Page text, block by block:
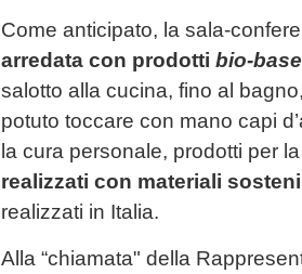
Come anticipato, la sala-
arredata con prodotti bio-
salotto alla cucina, fino al
potuto toccare con mano capi
la cura personale, prodotti per
realizzati con materiali
realizzati in Italia.
Alla “chiamata" della